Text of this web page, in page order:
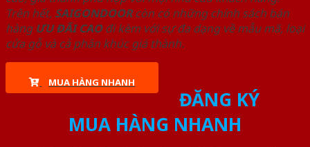
Trên hết, SAIGONDOORcòn có những chính sách bán
hàng ƯU ĐÃI CAOđi kèm với sự đa dạng về mẫu mã, loại
cửa gỗ và cả phân khúc giá thành.
MUA HÀNG NHANH
ĐĂNG KÝ
MUA HÀNG NHANH